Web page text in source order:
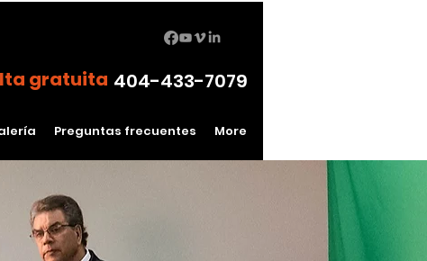
404-433-7079
gratuita
Preguntas frecuentes More